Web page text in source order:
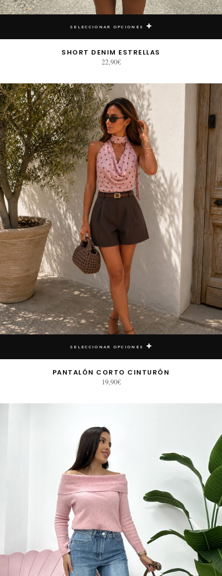
SELECCIONAR OPCIONES
SHORT DENIM ESTRELLAS
22,90€
SELECCIONAR OPCIONES
PANTALÓN CORTO CINTURÓN
19,90€